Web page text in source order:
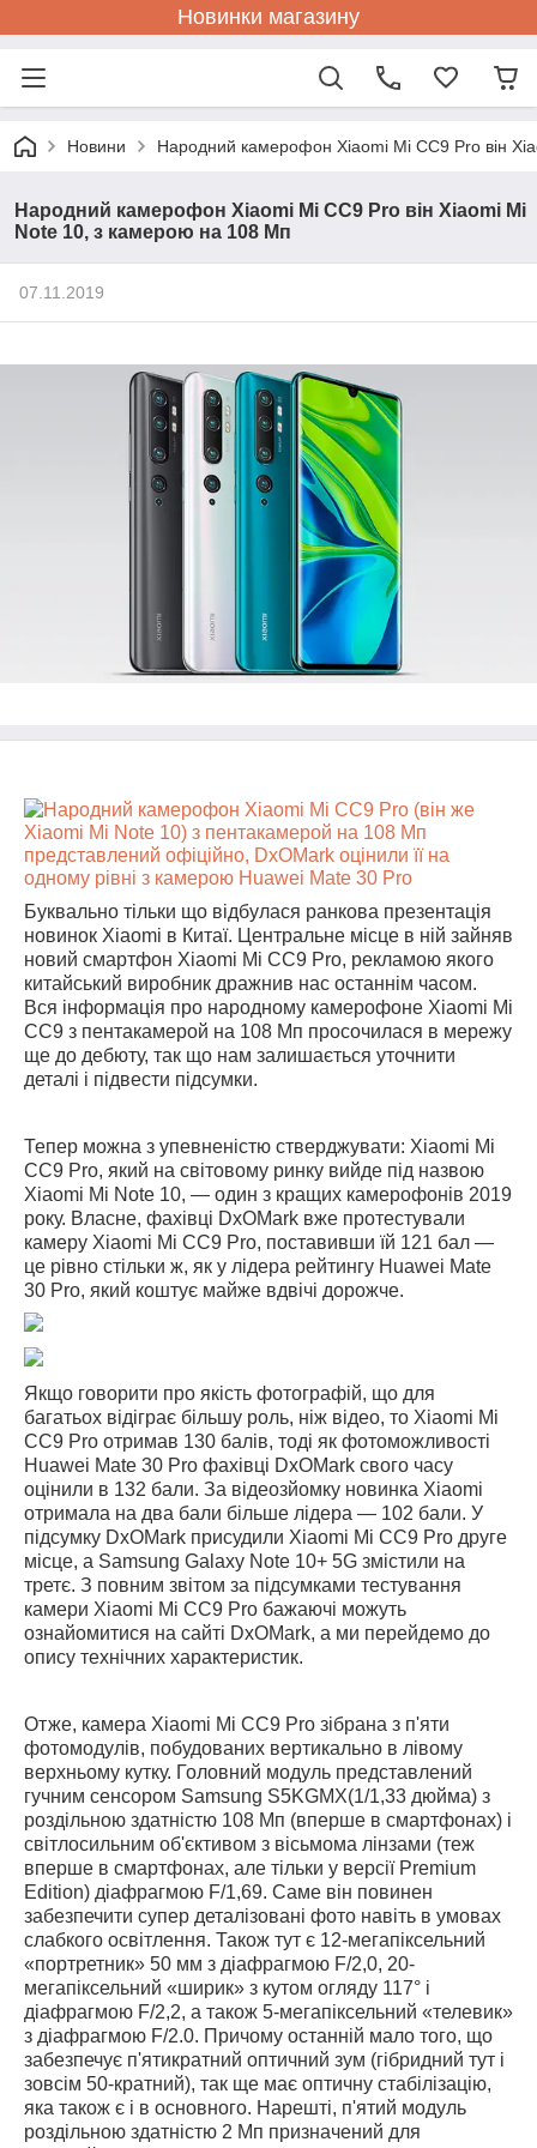
Новинки магазину
Новини Народний камерофон Xiaomi Mi CC9 Pro він
Народний камерофон Xiaomi Mi CC9 Pro він Xiaomi Mi
Note 10, з камерою на 108 Мп
07.11.2019
Буквально тільки що відбулася ранкова презентація
новинок Xiaomi в Китаї. Центральне місце в ній зайняв
новий смартфон Xiaomi Mi CC9 Pro, рекламою якого
китайський виробник дражнив нас останнім часом.
Вся інформація про народному камерофоне Xiaomi Mi
CC9 з пентакамерой на 108 Мп просочилася в мережу
ще до дебюту, так що нам залишається уточнити
деталі і підвести підсумки.
Тепер можна з упевненістю стверджувати: Xiaomi Mi
CC9 Pro, який на світовому ринку вийде під назвою
Xiaomi Mi Note 10, — один з кращих камерофонів 2019
року. Власне, фахівці DxOMark вже протестували
камеру Xiaomi Mi CC9 Pro, поставивши їй 121 бал —
це рівно стільки ж, як у лідера рейтингу Huawei Mate
30 Pro, який коштує майже вдвічі дорожче.
Якщо говорити про якість фотографій, що для
багатьох відіграє більшу роль, ніж відео, то Xiaomi Mi
CC9 Pro отримав 130 балів, тоді як фотоможливості
Huawei Mate 30 Pro фахівці DxOMark свого часу
оцінили в 132 бали. За відеозйомку новинка Xiaomi
отримала на два бали більше лідера — 102 бали. У
підсумку DxOMark присудили Xiaomi Mi CC9 Pro друге
місце, а Samsung Galaxy Note 10+ 5G змістили на
третє. З повним звітом за підсумками тестування
камери Xiaomi Mi CC9 Pro бажаючі можуть
ознайомитися на сайті DxOMark, а ми перейдемо до
опису технічних характеристик.
Отже, камера Xiaomi Mi CC9 Pro зібрана з п'яти
фотомодулів, побудованих вертикально в лівому
верхньому кутку. Головний модуль представлений
гучним сенсором Samsung S5KGMX(1/1,33 дюйма) з
роздільною здатністю 108 Мп (вперше в смартфонах) і
світлосильним об'єктивом з вісьмома лінзами (теж
вперше в смартфонах, але тільки у версії Premium
Edition) діафрагмою F/1,69. Саме він повинен
забезпечити супер деталізовані фото навіть в умовах
слабкого освітлення. Також тут є 12-мегапіксельний
«портретник» 50 мм з діафрагмою F/2,0, 20-
мегапіксельний «ширик» з кутом огляду 117° і
діафрагмою F/2,2, а також 5-мегапіксельний «телевик»
з діафрагмою F/2.0. Причому останній мало того, що
забезпечує п'ятикратний оптичний зум (гібридний тут і
зовсім 50-кратний), так ще має оптичну стабілізацію,
яка також є і в основного. Нарешті, п'ятий модуль
роздільною здатністю 2 Мп призначений для